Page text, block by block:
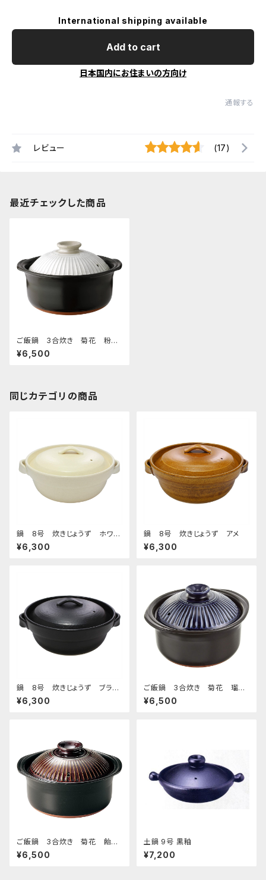
International shipping available
Add to cart
日本国内にお住まいの方向け
通報する
レビュー (17)
最近チェックした商品
ご飯鍋 3合炊き 菊花 粉
引
¥6,500
同じカテゴリの商品
鍋 8号 炊きじょうず ホワイ
ト
¥6,300
鍋 8号 炊きじょうず アメ
¥6,300
鍋 8号 炊きじょうず ブラッ
ク
¥6,300
ご飯鍋 3合炊き 菊花 瑠璃
釉
¥6,500
ご飯鍋 3合炊き 菊花 飴
釉
¥6,500
土鍋 9号 黒釉
¥7,200